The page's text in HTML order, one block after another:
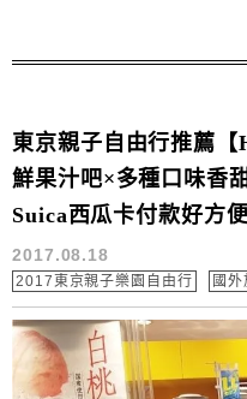
東京親子自由行推薦【
鮮果汁吧×多種口味香
Suica西瓜卡付款好方
2017.08.18
2017東京親子樂園自由行 國外